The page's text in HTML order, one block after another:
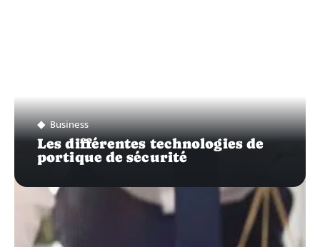
Business
Les différentes technologies de
portique de sécurité